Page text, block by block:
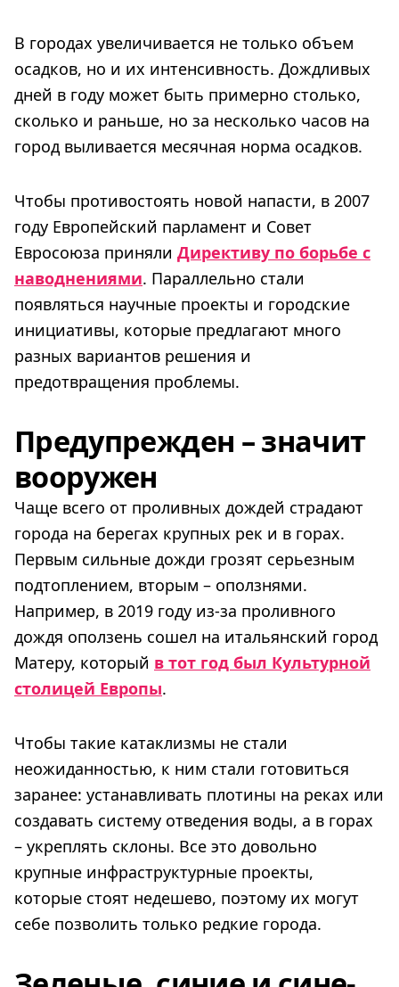
В городах увеличивается не только объем
осадков, но и их интенсивность. Дождливых
дней в году может быть примерно столько,
сколько и раньше, но за несколько часов на
город выливается месячная норма осадков.
Чтобы противостоять новой напасти, в 2007
году Европейский парламент и Совет
Евросоюза приняли Директиву по борьбе с
наводнениями. Параллельно стали
появляться научные проекты и городские
инициативы, которые предлагают много
разных вариантов решения и
предотвращения проблемы.
Предупрежден – значит
вооружен
Чаще всего от проливных дождей страдают
города на берегах крупных рек и в горах.
Первым сильные дожди грозят серьезным
подтоплением, вторым – оползнями.
Например, в 2019 году из-за проливного
дождя оползень сошел на итальянский город
Матеру, который в тот год был Культурной
столицей Европы.
Чтобы такие катаклизмы не стали
неожиданностью, к ним стали готовиться
заранее: устанавливать плотины на реках или
создавать систему отведения воды, а в горах
– укреплять склоны. Все это довольно
крупные инфраструктурные проекты,
которые стоят недешево, поэтому их могут
себе позволить только редкие города.